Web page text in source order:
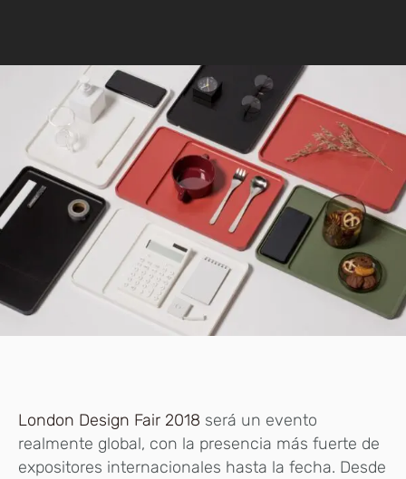
London Design Fair 2018 será un evento
realmente global, con la presencia más fuerte de
expositores internacionales hasta la fecha. Desde